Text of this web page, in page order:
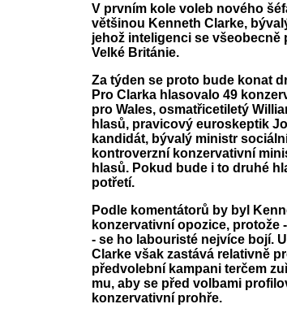
V prvním kole voleb nového
většinou Kenneth Clarke,
jehož inteligenci se
Velké Británie.
Za týden se proto bude konat
Pro Clarka hlasovalo 49
pro Wales, osmatřicetiletý
hlasů, pravicový euroskeptik
kandidát, bývalý ministr
kontroverzní konzervativní
hlasů. Pokud bude i to druhé
potřetí.
Podle komentátorů by byl
konzervativní opozice, protože
- se ho labouristé nejvíce bojí.
Clarke však zastává relativně
předvolební kampani terčem
mu, aby se před volbami
konzervativní prohře.